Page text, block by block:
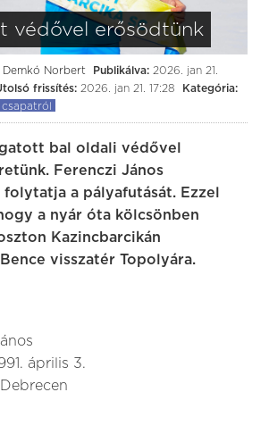
védővel erősödtünk
Demkó Norbert Publikálva: 2026. jan 21.
frissítés: 2026. jan 21. 17:28
Kategória:
csapatról
bal oldali védővel
Ferenczi János
folytatja a pályafutását. Ezzel
a nyár óta kölcsönben
Kazincbarcikán
visszatér Topolyára.
április 3.
Debrecen